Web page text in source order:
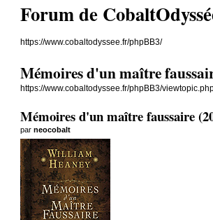
Forum de
https://www.cobaltodyssee.fr/phpBB3/
Mémoires d'un maître
https://www.cobaltodyssee.fr/phpBB3/
Mémoires d'un maître faussaire
parneocobalt